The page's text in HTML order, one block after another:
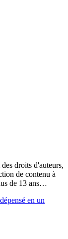
droits d'auteurs,
de contenu à
de 13 ans…
en un